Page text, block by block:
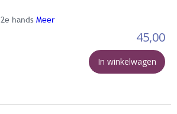
2e hands Meer
45,00
In winkelwagen